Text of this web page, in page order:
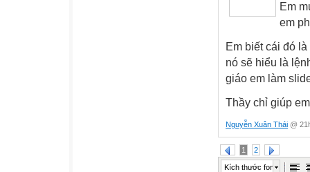
Em
em
Em biết cái đó
nó sẽ hiểu là
giáo em làm
Thầy chỉ giúp
Nguyễn Xuân Thái @
1 2
Kích thước font